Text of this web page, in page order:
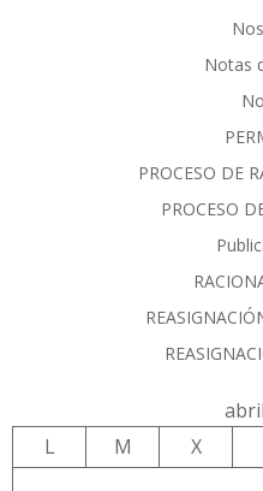
Notas
PROCESO DE
PROCESO
L
M X